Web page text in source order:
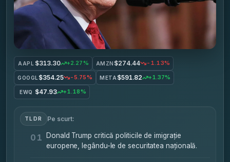
AAPL $313.30 +2.27% AMZN $274.44 -1.13%
GOOGL $354.25 -5.75% META $591.82 +1.37%
EWQ $47.93 +1.18%
TLDR Pe scurt:
01
Donald Trump critică politicile de imigrație
europene, legându-le de securitatea națională.